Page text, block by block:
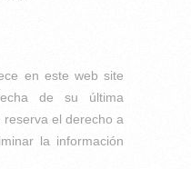
en este web site
de su última
el derecho a
la información